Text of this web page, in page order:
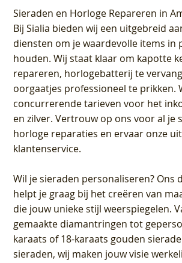
Sieraden en Horloge Repareren in
Bij Sialia bieden wij een uitgebreid
diensten om je waardevolle items in
houden. Wij staat klaar om kapotte
repareren, horlogebatterij te
oorgaatjes professioneel te prikken.
concurrerende tarieven voor het
en zilver. Vertrouw op ons voor al je
horloge reparaties en ervaar onze
klantenservice.
Wil je sieraden personaliseren? Ons
helpt je graag bij het creëren van
die jouw unieke stijl weerspiegelen.
gemaakte diamantringen tot
karaats of 18-karaats gouden
sieraden, wij maken jouw visie